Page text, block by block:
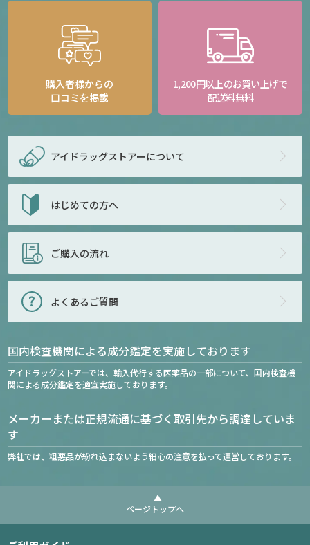
購入者様からの
口コミを掲載
1,200円以上のお買い上げで
配送料無料
アイドラッグストアーについて
はじめての方へ
ご購入の流れ
よくあるご質問
国内検査機関による成分鑑定を実施しております
アイドラッグストアーでは、輸入代行する医薬品の一部について、国内検査機
関による成分鑑定を適宜実施しております。
メーカーまたは正規流通に基づく取引先から調達していま
す
弊社では、粗悪品が紛れ込まないよう細心の注意を払って運営しております。
ページトップへ